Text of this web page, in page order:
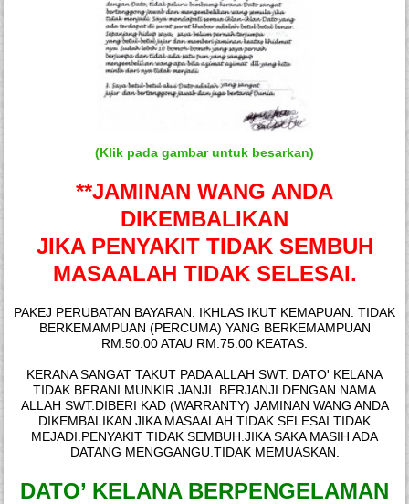
(Klik pada gambar untuk besarkan)
**JAMINAN WANG ANDA
DIKEMBALIKAN
JIKA PENYAKIT TIDAK SEMBUH
MASAALAH TIDAK SELESAI.
PAKEJ PERUBATAN BAYARAN. IKHLAS IKUT KEMAPUAN. TIDAK
BERKEMAMPUAN (PERCUMA) YANG BERKEMAMPUAN
RM.50.00 ATAU RM.75.00 KEATAS.
KERANA SANGAT TAKUT PADA ALLAH SWT. DATO' KELANA
TIDAK BERANI MUNKIR JANJI. BERJANJI DENGAN NAMA
ALLAH SWT.DIBERI KAD (WARRANTY) JAMINAN WANG ANDA
DIKEMBALIKAN.JIKA MASAALAH TIDAK SELESAI.TIDAK
MEJADI.PENYAKIT TIDAK SEMBUH.JIKA SAKA MASIH ADA
DATANG MENGGANGU.TIDAK MEMUASKAN.
DATO’ KELANA BERPENGELAMAN